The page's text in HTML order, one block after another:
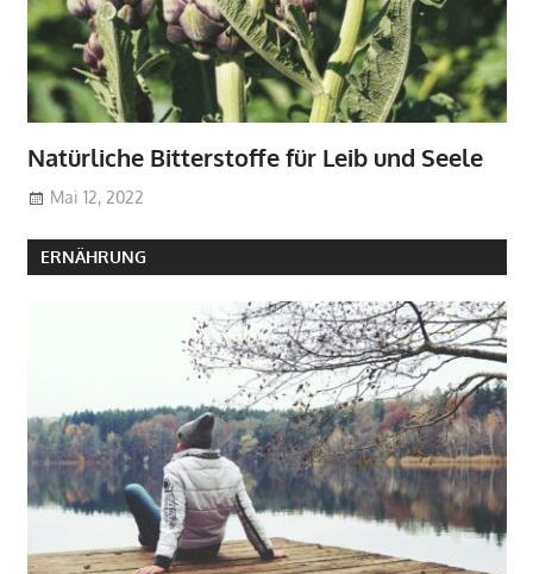
Natürliche Bitterstoffe für Leib und Seele
Mai 12, 2022
ERNÄHRUNG